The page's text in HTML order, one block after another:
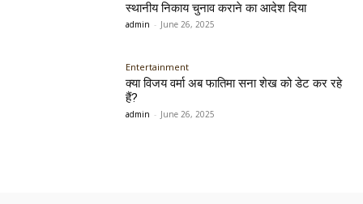
स्थानीय निकाय चुनाव कराने का आदेश दिया
admin - June 26, 2025
Entertainment
क्या विजय वर्मा अब फातिमा सना शेख को डेट कर रहे
हैं?
admin - June 26, 2025